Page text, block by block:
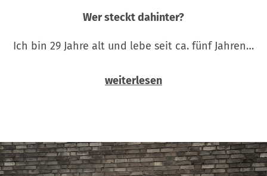
Wer steckt dahinter?
Ich bin 29 Jahre alt und lebe seit ca. fünf Jahren…
weiterlesen